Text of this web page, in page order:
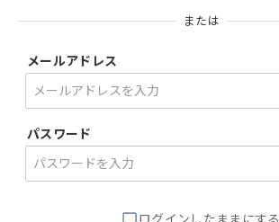
または
メールアドレス
パスワード